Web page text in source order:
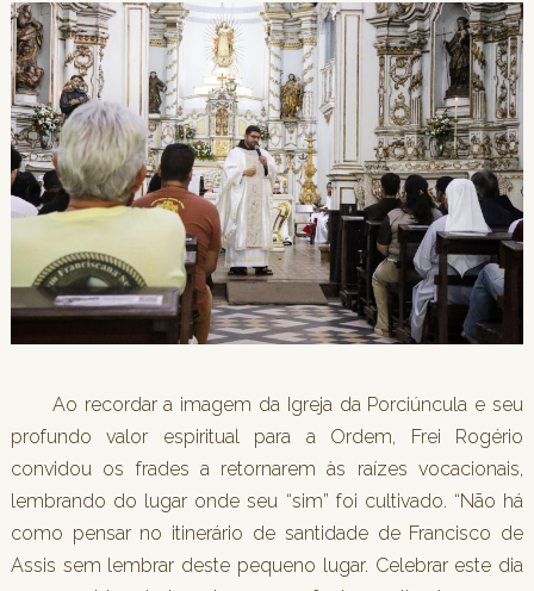
Ao recordar a imagem da Igreja da Porciúncula e seu
profundo valor espiritual para a Ordem, Frei Rogério
convidou os frades a retornarem às raízes vocacionais,
lembrando do lugar onde seu “sim” foi cultivado. “Não há
como pensar no itinerário de santidade de Francisco de
Assis sem lembrar deste pequeno lugar. Celebrar este dia